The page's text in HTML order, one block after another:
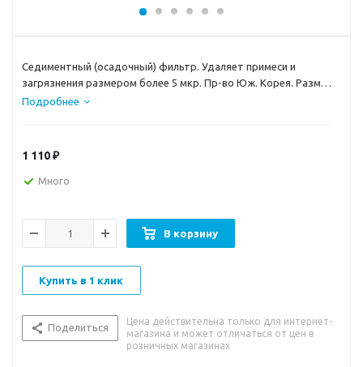
Седиментный (осадочный) фильтр. Удаляет примеси и
загрязнения размером более 5 мкр. Пр-во Юж. Корея. Размер
14 дюймов. Имеет выходы для быстрого соединения типа
Подробнее
1 110₽
Много
В корзину
Купить в 1 клик
Поделиться
Цена действительна только для интернет-
магазина и может отличаться от цен в
розничных магазинах